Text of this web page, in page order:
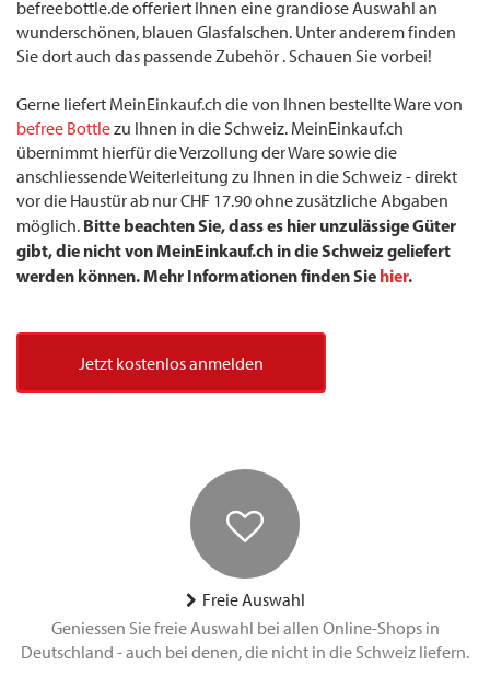
befreebottle.de offeriert Ihnen eine grandiose Auswahl an
wunderschönen, blauen Glasfalschen. Unter anderem finden
Sie dort auch das passende Zubehör . Schauen Sie vorbei!
Gerne liefert MeinEinkauf.ch die von Ihnen bestellte Ware von
befree Bottlezu Ihnen in die Schweiz. MeinEinkauf.ch
übernimmt hierfür die Verzollung der Ware sowie die
anschliessende Weiterleitung zu Ihnen in die Schweiz - direkt
vor die Haustür ab nur CHF 17.90 ohne zusätzliche Abgaben
möglich. Bitte beachten Sie, dass es hier unzulässige Güter
gibt, die nicht von MeinEinkauf.ch in die Schweiz geliefert
werden können. Mehr Informationen finden Sie hier.
Jetzt kostenlos anmelden
Freie Auswahl
Geniessen Sie freie Auswahl bei allen Online-Shops in
Deutschland - auch bei denen, die nicht in die Schweiz liefern.